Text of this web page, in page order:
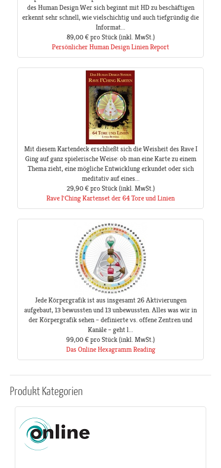
des Human Design Wer sich beginnt mit HD zu beschäftigen
erkennt sehr schnell, wie vielschichtig und auch tiefgründig die
Informat...
89,00 € pro Stück(inkl. MwSt.)
Persönlicher Human Design Linien Report
Mit diesem Kartendeck erschließt sich die Weisheit des Rave I
Ging auf ganz spielerische Weise: ob man eine Karte zu einem
Thema zieht, eine mögliche Entwicklung erkundet oder sich
meditativ auf eines...
29,90 € pro Stück(inkl. MwSt.)
Rave I'Ching Kartenset der 64 Tore und Linien
Jede Körpergrafik ist aus insgesamt 26 Aktivierungen
aufgebaut, 13 bewussten und 13 unbewussten. Alles was wir in
der Körpergrafik sehen – definierte vs. offene Zentren und
Kanäle – geht l...
99,00 €pro Stück(inkl. MwSt.)
Das Online Hexagramm Reading
ProduktKategorien